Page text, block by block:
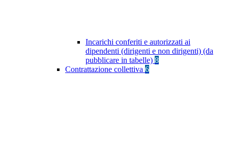
Incarichi conferiti e autorizzati ai
dipendenti (dirigenti e non dirigenti) (da
pubblicare in tabelle) 8
Contrattazione collettiva 6